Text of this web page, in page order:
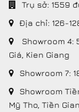
Trụ sở: 1559
Địa chỉ: 126-
Showroom 4:
Giá, Kien Giang
Showroom 7:
Showroom
Mỹ Tho, Tiền